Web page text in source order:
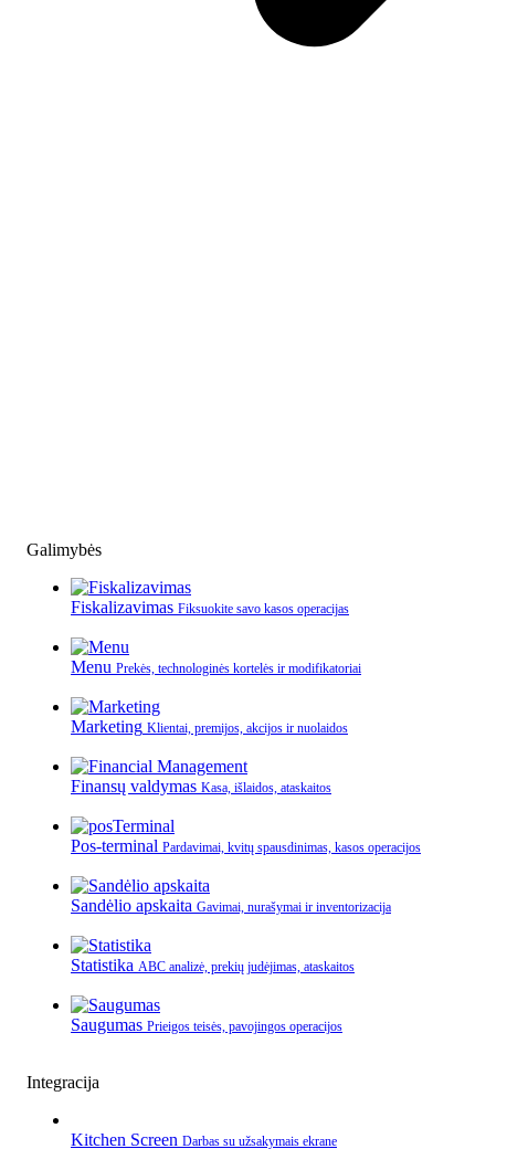
Galimybės
Fiskalizavimas Fiksuokite savo kasos operacijas
Menu Prekės, technologinės kortelės ir modifikatoriai
Marketing Klientai, premijos, akcijos ir nuolaidos
Finansų valdymas Kasa, išlaidos, ataskaitos
Pos-terminal Pardavimai, kvitų spausdinimas, kasos operacijos
Sandėlio apskaita Gavimai, nurašymai ir inventorizacija
Statistika ABC analizė, prekių judėjimas, ataskaitos
Saugumas Prieigos teisės, pavojingos operacijos
Integracija
Kitchen Screen Darbas su užsakymais ekrane